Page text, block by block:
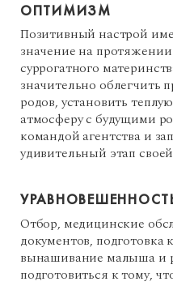
ОПТИМИЗМ
Позитивный настрой
значение на
суррогатного
значительно облегчить
родов, установить
атмосферу с будущими
командой агентства и
удивительный этап
Отбор, медицинские
документов, подготовка
вынашивание малыша и
подготовиться к тому,